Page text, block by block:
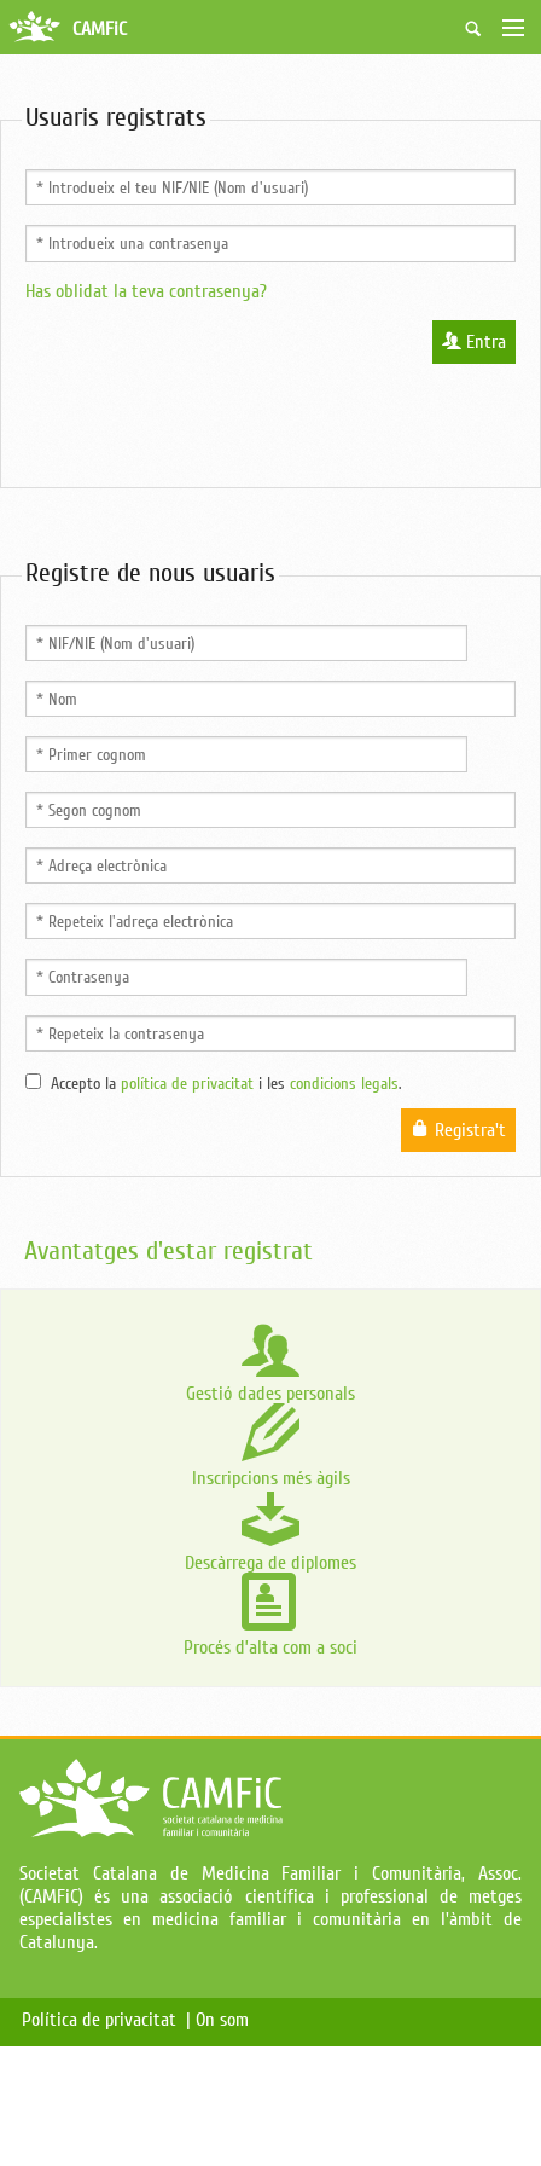
Fes-te soci
Borsa de treball
Ciutadans
Biblioteca
Grups i Vocalies
CAMFiC
Usuaris registrats
Has oblidat la teva contrasenya?
Entra
Registre de nous usuaris
Accepto la política de privacitat i les condicions legals.
Registra't
Avantatges d'estar registrat
Gestió dades personals
Inscripcions més àgils
Descàrrega de diplomes
Procés d’alta com a soci
Societat Catalana de Medicina Familiar i Comunitària, Assoc.
(CAMFiC) és una associació científica i professional de metges
especialistes en medicina familiar i comunitària en l'àmbit de
Catalunya.
Política de privacitat | On som